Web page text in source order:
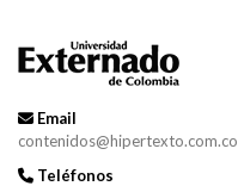
Email
contenidos@hipertexto.com.co
Teléfonos